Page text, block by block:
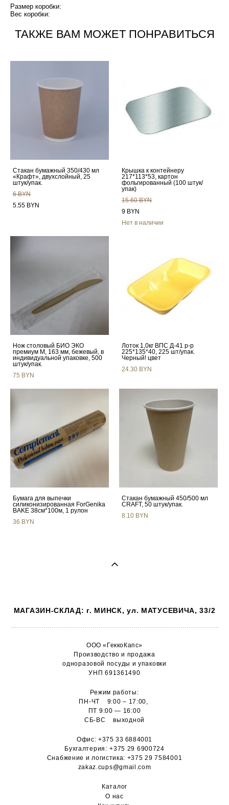
Размер коробки:
Вес коробки:
ТАКЖЕ ВАМ МОЖЕТ ПОНРАВИТЬСЯ
Стакан бумажный 350/430 мл
«Крафт», двухслойный, 25
штук/упак.
6 BYN
5.55 BYN
Крышка к контейнеру
217*113*53, картон
фольгированный (100 штук/
упак)
15.60 BYN
9 BYN
Нет в наличии
Нож столовый БИО ЭКО
премиум М, 163 мм, бежевый, в
индивидуальной упаковке, 500
штук/упак.
75 BYN
Лоток 1,0кг ВПС Д-41 р-р
225*135*40, 225 шт/упак.
Черный! цвет
24.30 BYN
Бумага для выпечки
силиконизированная ForGenika
BAKE 38см*100м, 1 рулон
36 BYN
Стакан бумажный 450/500 мл
CRAFT, 50 штук/упак.
8.10 BYN
МАГАЗИН-СКЛАД: г. МИНСК, ул. МАТУСЕВИЧА, 33/2
ООО «ГеккоКапс»
Производство и продажа
одноразовой посуды и упаковки
УНП 691361490
Режим работы:
ПН-ЧТ 9:00 – 17:00,
ПТ 9:00 — 16:00
СБ-ВС выходной
Офис:+375 33 6884001
Бухгалтерия: +375 29 6900724
Снабжение и логистика: +375 29 7584001
zakaz.cups@gmail.com
Каталог
О нас